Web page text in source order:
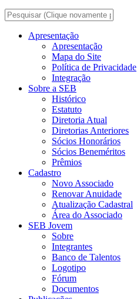
Apresentação
Apresentação
Mapa do Site
Política de Privacidade
Integração
Sobre a SEB
Histórico
Estatuto
Diretoria Atual
Diretorias Anteriores
Sócios Honorários
Sócios Beneméritos
Prêmios
Cadastro
Novo Associado
Renovar Anuidade
Atualização Cadastral
Área do Associado
SEB Jovem
Sobre
Integrantes
Banco de Talentos
Logotipo
Fórum
Documentos